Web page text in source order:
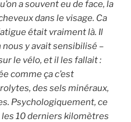
a souvent eu de face, la
dans le visage. Ca
était vraiment là. Il
y avait sensibilisé –
le vélo, et il les fallait :
comme ça c’est
des sels minéraux,
Psychologiquement, ce
les 10 derniers kilomètres